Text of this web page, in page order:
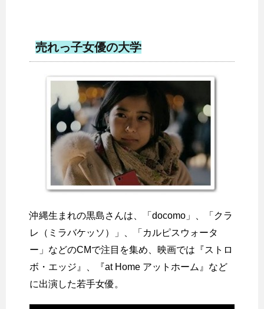
売れっ子女優の大学
沖縄生まれの黒島さんは、「docomo」、「クラ
レ（ミラバケッソ）」、「カルピスウォータ
ー」などのCMで注目を集め、映画では『ストロ
ボ・エッジ』、『at Home アットホーム』など
に出演した若手女優。